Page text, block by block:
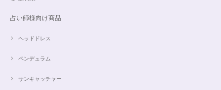
占い師様向け商品
ヘッドドレス
ペンデュラム
サンキャッチャー